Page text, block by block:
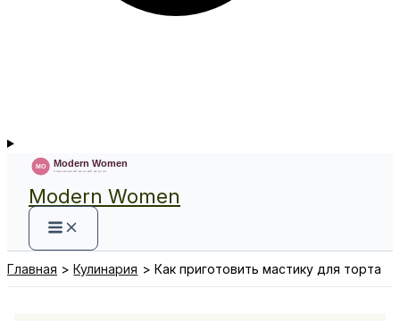
Modern Women
Главная Кулинария Как приготовить мастику для торта